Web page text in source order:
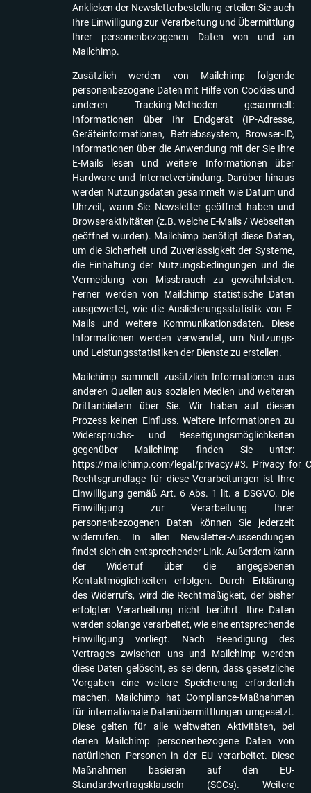
Anklicken der Newsletterbestellung erteilen Sie auch
Ihre Einwilligung zur Verarbeitung und Übermittlung
Ihrer personenbezogenen Daten von und an
Mailchimp.
Zusätzlich werden von Mailchimp folgende
personenbezogene Daten mit Hilfe von Cookies und
anderen Tracking-Methoden gesammelt:
Informationen über Ihr Endgerät (IP-Adresse,
Geräteinformationen, Betriebssystem, Browser-ID,
Informationen über die Anwendung mit der Sie Ihre
E-Mails lesen und weitere Informationen über
Hardware und Internetverbindung. Darüber hinaus
werden Nutzungsdaten gesammelt wie Datum und
Uhrzeit, wann Sie Newsletter geöffnet haben und
Browseraktivitäten (z.B. welche E-Mails / Webseiten
geöffnet wurden). Mailchimp benötigt diese Daten,
um die Sicherheit und Zuverlässigkeit der Systeme,
die Einhaltung der Nutzungsbedingungen und die
Vermeidung von Missbrauch zu gewährleisten.
Ferner werden von Mailchimp statistische Daten
ausgewertet, wie die Auslieferungsstatistik von E-
Mails und weitere Kommunikationsdaten. Diese
Informationen werden verwendet, um Nutzungs-
und Leistungsstatistiken der Dienste zu erstellen.
Mailchimp sammelt zusätzlich Informationen aus
anderen Quellen aus sozialen Medien und weiteren
Drittanbietern über Sie. Wir haben auf diesen
Prozess keinen Einfluss. Weitere Informationen zu
Widerspruchs- und Beseitigungsmöglichkeiten
gegenüber Mailchimp finden Sie unter:
https://mailchimp.com/legal/privacy/
Rechtsgrundlage für diese Verarbeitungen ist Ihre
Einwilligung gemäß Art. 6 Abs. 1 lit. a DSGVO. Die
Einwilligung zur Verarbeitung Ihrer
personenbezogenen Daten können Sie jederzeit
widerrufen. In allen Newsletter-Aussendungen
findet sich ein entsprechender Link. Außerdem kann
der Widerruf über die angegebenen
Kontaktmöglichkeiten erfolgen. Durch Erklärung
des Widerrufs, wird die Rechtmäßigkeit, der bisher
erfolgten Verarbeitung nicht berührt. Ihre Daten
werden solange verarbeitet, wie eine entsprechende
Einwilligung vorliegt. Nach Beendigung des
Vertrages zwischen uns und Mailchimp werden
diese Daten gelöscht, es sei denn, dass gesetzliche
Vorgaben eine weitere Speicherung erforderlich
machen. Mailchimp hat Compliance-Maßnahmen
für internationale Datenübermittlungen umgesetzt.
Diese gelten für alle weltweiten Aktivitäten, bei
denen Mailchimp personenbezogene Daten von
natürlichen Personen in der EU verarbeitet. Diese
Maßnahmen basieren auf den EU-
Standardvertragsklauseln (SCCs). Weitere